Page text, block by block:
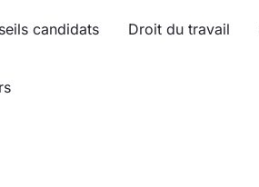
candidats Droit du travail